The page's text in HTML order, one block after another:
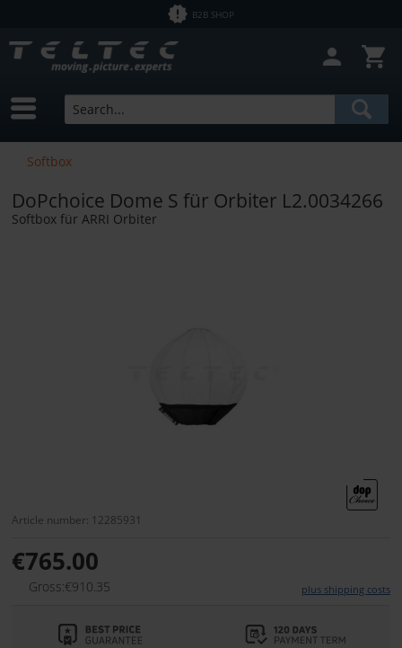
B2B SHOP
Softbox
DoPchoice Dome S für Orbiter L2.0034266
Softbox für ARRI Orbiter
Article number: 12285931
€765.00
Gross:€910.35 plus shipping costs